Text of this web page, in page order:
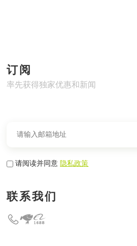
订阅
率先获得独家优惠和新闻
请阅读并同意隐私政策
联系我们